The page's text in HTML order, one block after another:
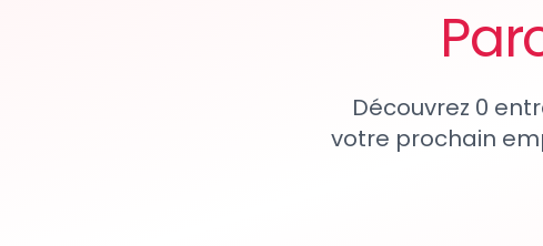
Découvrez 0
votre prochain